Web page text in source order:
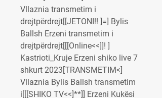
Vllaznia transmetim i
drejtpërdrejt[[JETONI!! ]=] Bylis
Ballsh Erzeni transmetim i
drejtpërdrejt[[[Online<<]]! ]
Kastrioti_Kruje Erzeni shiko live 7
shkurt 2023[TRANSMETIM<]
Vllaznia Bylis Ballsh transmetim
i[[[SHIKO TV<<]**]] Erzeni Kukësi